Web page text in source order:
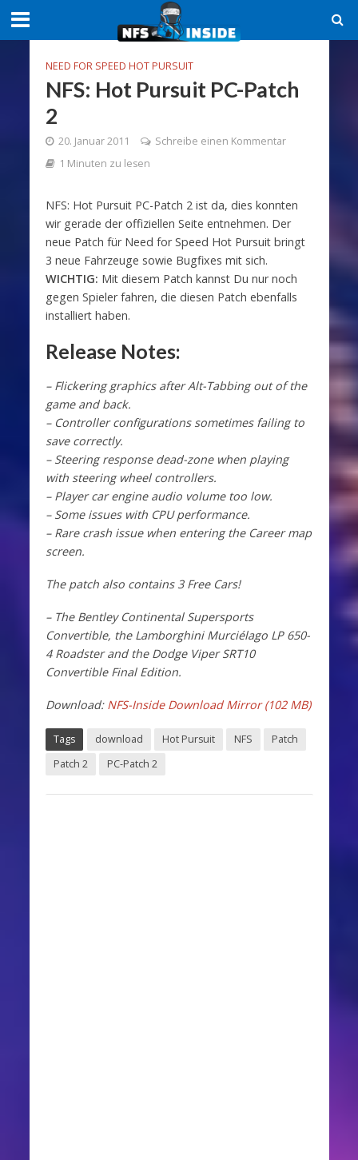
NEED FOR SPEED HOT PURSUIT
NFS: Hot Pursuit PC-Patch
2
20. Januar 2011
Schreibe einen Kommentar
1 Minuten zu lesen
NFS: Hot Pursuit PC-Patch 2 ist da, dies konnten
wir gerade der offiziellen Seite entnehmen. Der
neue Patch für Need for Speed Hot Pursuit bringt
3 neue Fahrzeuge sowie Bugfixes mit sich.
WICHTIG: Mit diesem Patch kannst Du nur noch
gegen Spieler fahren, die diesen Patch ebenfalls
installiert haben.
Release Notes:
– Flickering graphics after Alt-Tabbing out of the
game and back.
– Controller configurations sometimes failing to
save correctly.
– Steering response dead-zone when playing
with steering wheel controllers.
– Player car engine audio volume too low.
– Some issues with CPU performance.
– Rare crash issue when entering the Career map
screen.
The patch also contains 3 Free Cars!
– The Bentley Continental Supersports
Convertible, the Lamborghini Murciélago LP 650-
4 Roadster and the Dodge Viper SRT10
Convertible Final Edition.
Download: NFS-Inside Download Mirror (102 MB)
Tags download Hot Pursuit NFS
Patch
Patch 2
PC-Patch 2